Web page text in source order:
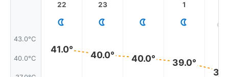
43.0°C
40.0°C
22
41.0°
23
40.0° 40.0°
1
39.0°